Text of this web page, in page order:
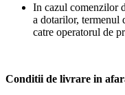
In cazul comenzilor
a dotarilor, termenul
catre operatorul de
Conditii de livrare in